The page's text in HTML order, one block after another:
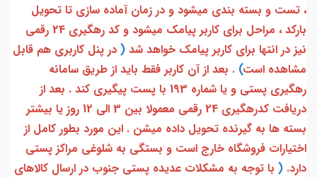
، تست و بسته بندی میشود و در زمان آماده سازی تا تحویل
بارکد ، مراحل برای کاربر پیامک میشود و کد رهگیری 24 رقمی
نیز در انتها برای کاربر پیامک خواهد شد ( در پنل کاربری هم قابل
مشاهده است) . بعد از آن کاربر فقط باید از طریق سامانه
رهگیری پستی و یا شماره 193 با پست پیگیری کند . بعد از
دریافت کدرهگیری 24 رقمی معمولا بین 3 الی 12 روز یا بیشتر
بسته ها به گیرنده تحویل داده میشن . این مورد بطور کامل از
اختیارات فروشگاه خارج است و بستگی به شلوغی مراکز پستی
دارد. ( با توجه به مشکلات عدیده پستی جنوب در ارسال کالاهای